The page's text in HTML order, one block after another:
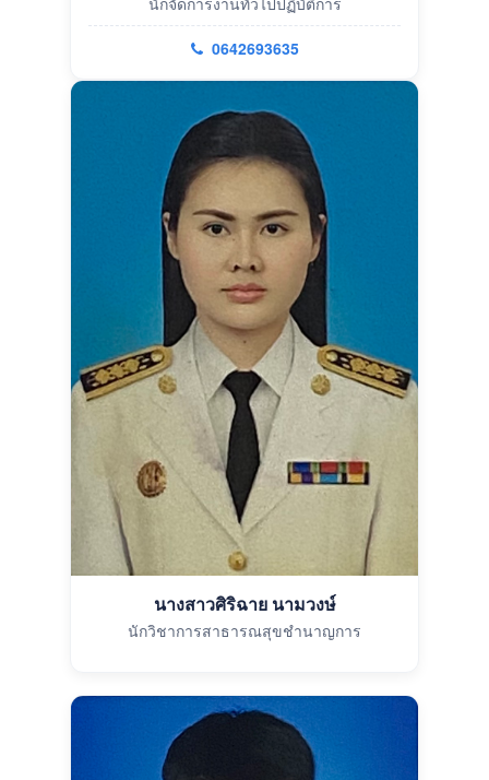
0642693635
นางสาวศิริฉาย นามวงษ์
นักวิชาการสาธารณสุขชำนาญการ